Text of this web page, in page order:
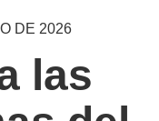
DE 2026
las